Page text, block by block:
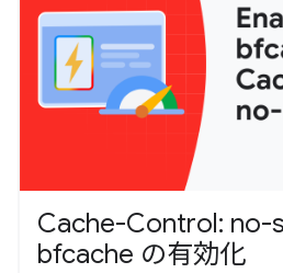
Cache-Control: no-
bfcache の有効化